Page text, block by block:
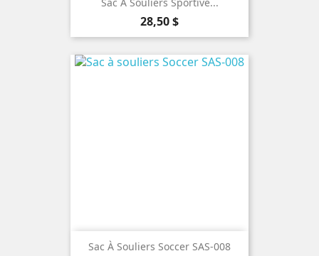
Prix
28,50 $
Sac À Souliers Soccer SAS-008